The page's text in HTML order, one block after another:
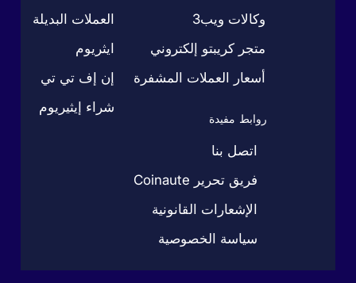
العملات البديلة
ايثريوم
إن إف تي تي
شراء إيثيريوم
وكالات ويب3
متجر كريبتو إلكتروني
أسعار العملات المشفرة
روابط مفيدة
اتصل بنا
فريق تحرير Coinaute
الإشعارات القانونية
سياسة الخصوصية